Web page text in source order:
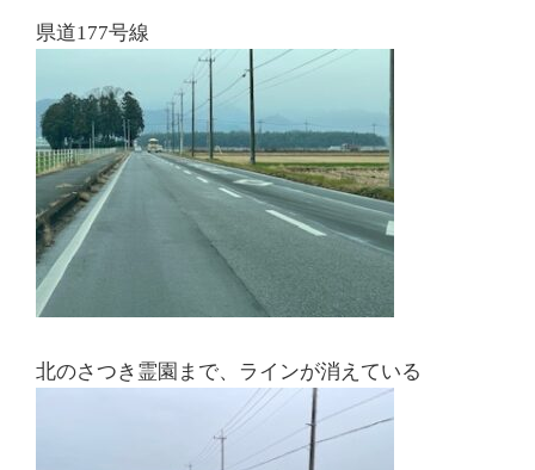
県道177号線
北のさつき霊園まで、ラインが消えている